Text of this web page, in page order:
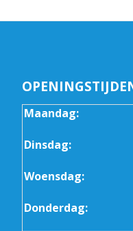
Maandag:
Dinsdag:
Woensdag:
Donderdag: